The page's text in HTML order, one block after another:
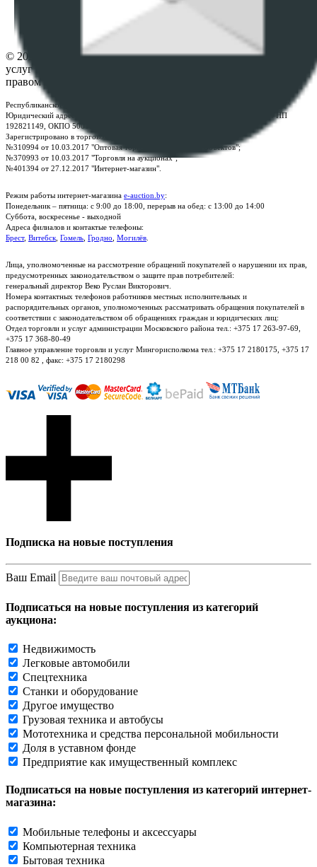
Настройки cookie-файлов
© 2026 Республиканское унитарное предприятие по оказанию
услуг "БелЮрОбеспечение" - Все права защищены авторским
правом
Республиканское унитарное предприятие по оказанию услуг "БелЮрОбеспечение"
Юридический адрес: г. Минск, пр-т. Дзержинского, 1Б, e-mail:
, УНП
192821149, ОКПО 500111895000
Зарегистрировано в торговом реестре Республики Беларусь:
№310994 от 10.03.2017 "Оптовая торговля без торговых объектов";
№370993 от 10.03.2017 "Торговля на аукционах";
№401394 от 27.12.2017 "Интернет-магазин".
Режим работы интернет-магазина e-auction.by:
Понедельник – пятница: с 9:00 до 18:00, перерыв на обед: с 13:00 до 14:00
Суббота, воскресенье - выходной
Адреса филиалов и контактые телефоны:
Брест, Витебск Гомель Гродно Могилёв
Лица, уполномоченные на рассмотрение обращений покупателей о нарушении их прав,
предусмотренных законодательством о защите прав потребителей:
генеральный директор Веко Руслан Викторович.
Номера контактных телефонов работников местных исполнительных и
распорядительных органов, уполномоченных рассматривать обращения покупателей в
соответствии с законодательством об обращениях граждан и юридических лиц:
Отдел торговли и услуг администрации Московского района тел.: +375 17 263-97-69,
+375 17 368-80-49
Главное управление торговли и услуг Мингорисполкома тел.: +375 17 2180175, +375 17
218 00 82 , факс: +375 17 2180298
Подписка на новые поступления
Ваш Email
Подписаться на новые поступления из категорий
аукциона:
Недвижимость
Легковые автомобили
Спецтехника
Станки и оборудование
Другое имущество
Грузовая техника и автобусы
Мототехника и средства персональной мобильности
Доля в уставном фонде
Предприятие как имущественный комплекс
Подписаться на новые поступления из категорий интернет-
магазина:
Мобильные телефоны и аксессуары
Компьютерная техника
Бытовая техника